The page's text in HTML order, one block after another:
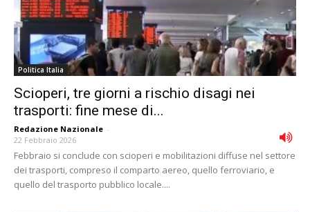
Politica Italia
Scioperi, tre giorni a rischio disagi nei
trasporti: fine mese di...
Redazione Nazionale -
22 Febbraio 2026
Febbraio si conclude con scioperi e mobilitazioni diffuse nel settore
dei trasporti, compreso il comparto aereo, quello ferroviario, e
quello del trasporto pubblico locale....